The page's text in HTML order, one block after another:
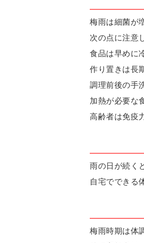
梅雨は細菌が
次の点に注意
食品は早めに
作り置きは長
調理前後の手
加熱が必要な
高齢者は免疫
雨の日が続く
自宅でできる
梅雨時期は体